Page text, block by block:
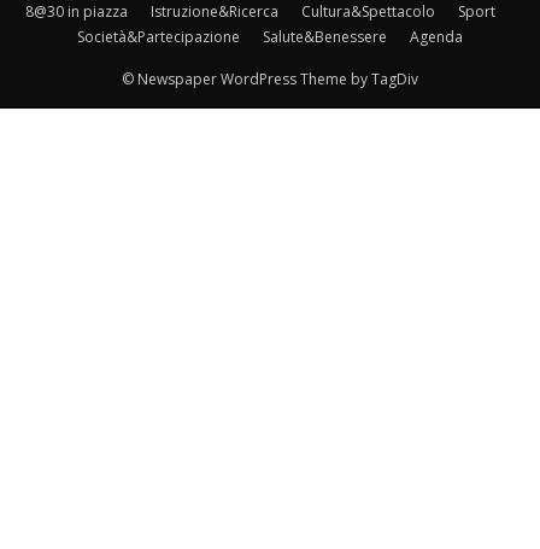
8@30 in piazza Istruzione&Ricerca Cultura&Spettacolo
Sport
Società&Partecipazione
Salute&Benessere Agenda
© Newspaper WordPress Theme by TagDiv